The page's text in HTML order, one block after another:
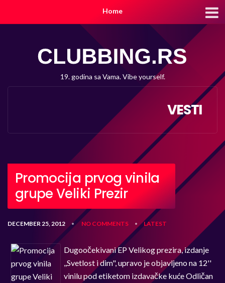
Home
19. godina sa Vama. Vibe yourself.
VESTI
Promocija prvog vinila
grupe Veliki Prezir
DECEMBER 25, 2012 • NO COMMENTS • LATEST
Dugoočekivani EP Velikog prezira, izdanje
,,Svetlost i dim", upravo je objavljeno na 12''
vinilu pod etiketom izdavačke kuće Odličan